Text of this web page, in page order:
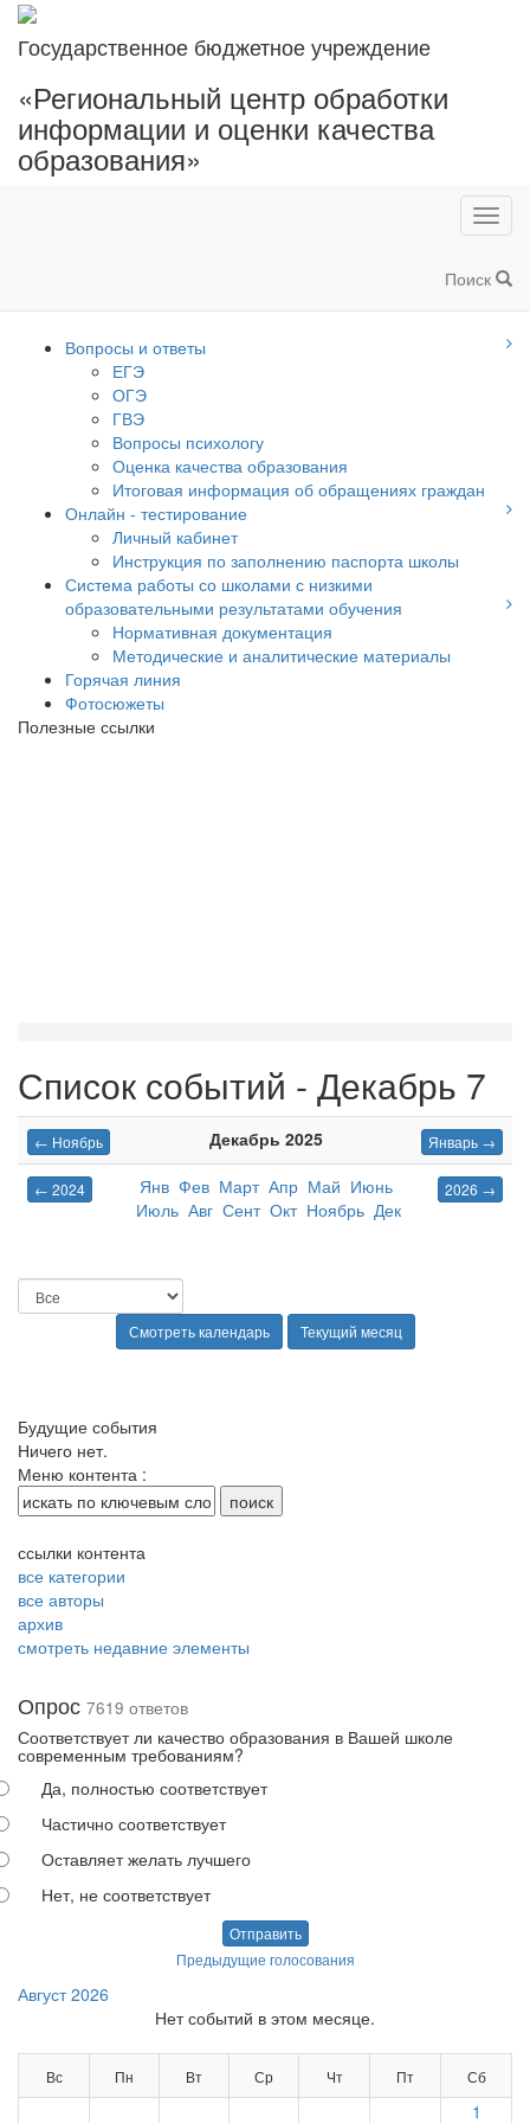
Государственное бюджетное учреждение
«Региональный центр обработки
информации и оценки качества
образования»
Поиск
Вопросы и ответы
ЕГЭ
ОГЭ
ГВЭ
Вопросы психологу
Оценка качества образования
Итоговая информация об обращениях граждан
Онлайн - тестирование
Личный кабинет
Инструкция по заполнению паспорта школы
Система работы со школами с низкими
образовательными результатами обучения
Нормативная документация
Методические и аналитические материалы
Горячая линия
Фотосюжеты
Полезные ссылки
Список событий - Декабрь 7
← Ноябрь Декабрь 2025 Январь →
← 2024 Янв Фев Март Апр Май Июнь
Июль Авг Сент Окт Ноябрь Дек
2026 →
Будущие события
Ничего нет.
Меню контента :
ссылки контента
все категории
все авторы
архив
смотреть недавние элементы
Опрос 7619 ответов
Соответствует ли качество образования в Вашей школе
современным требованиям?
Да, полностью соответствует
Частично соответствует
Оставляет желать лучшего
Нет, не соответствует
Отправить
Предыдущие голосования
Август 2026
Нет событий в этом месяце.
Вс Пн Вт Ср Чт Пт Сб
1